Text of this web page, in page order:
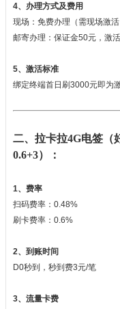
4、办理方式及费用
现场：免费办理（需现场激活
邮寄办理：保证金50元，激活
5、激活标准
绑定终端首日刷3000元即为
二、拉卡拉4G电签（
0.6+3）：
1、费率
扫码费率：0.48%
刷卡费率：0.6%
2、到账时间
D0秒到，秒到费3元/笔
3、流量卡费